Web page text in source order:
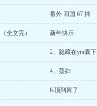
番外 回国 67 摔
全文完） 新年快乐
2、隐藏在yin囊
4、荡妇
6.顶到胃了